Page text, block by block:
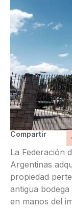
Compartir
La Federación
Argentinas
propiedad
antigua
en manos del